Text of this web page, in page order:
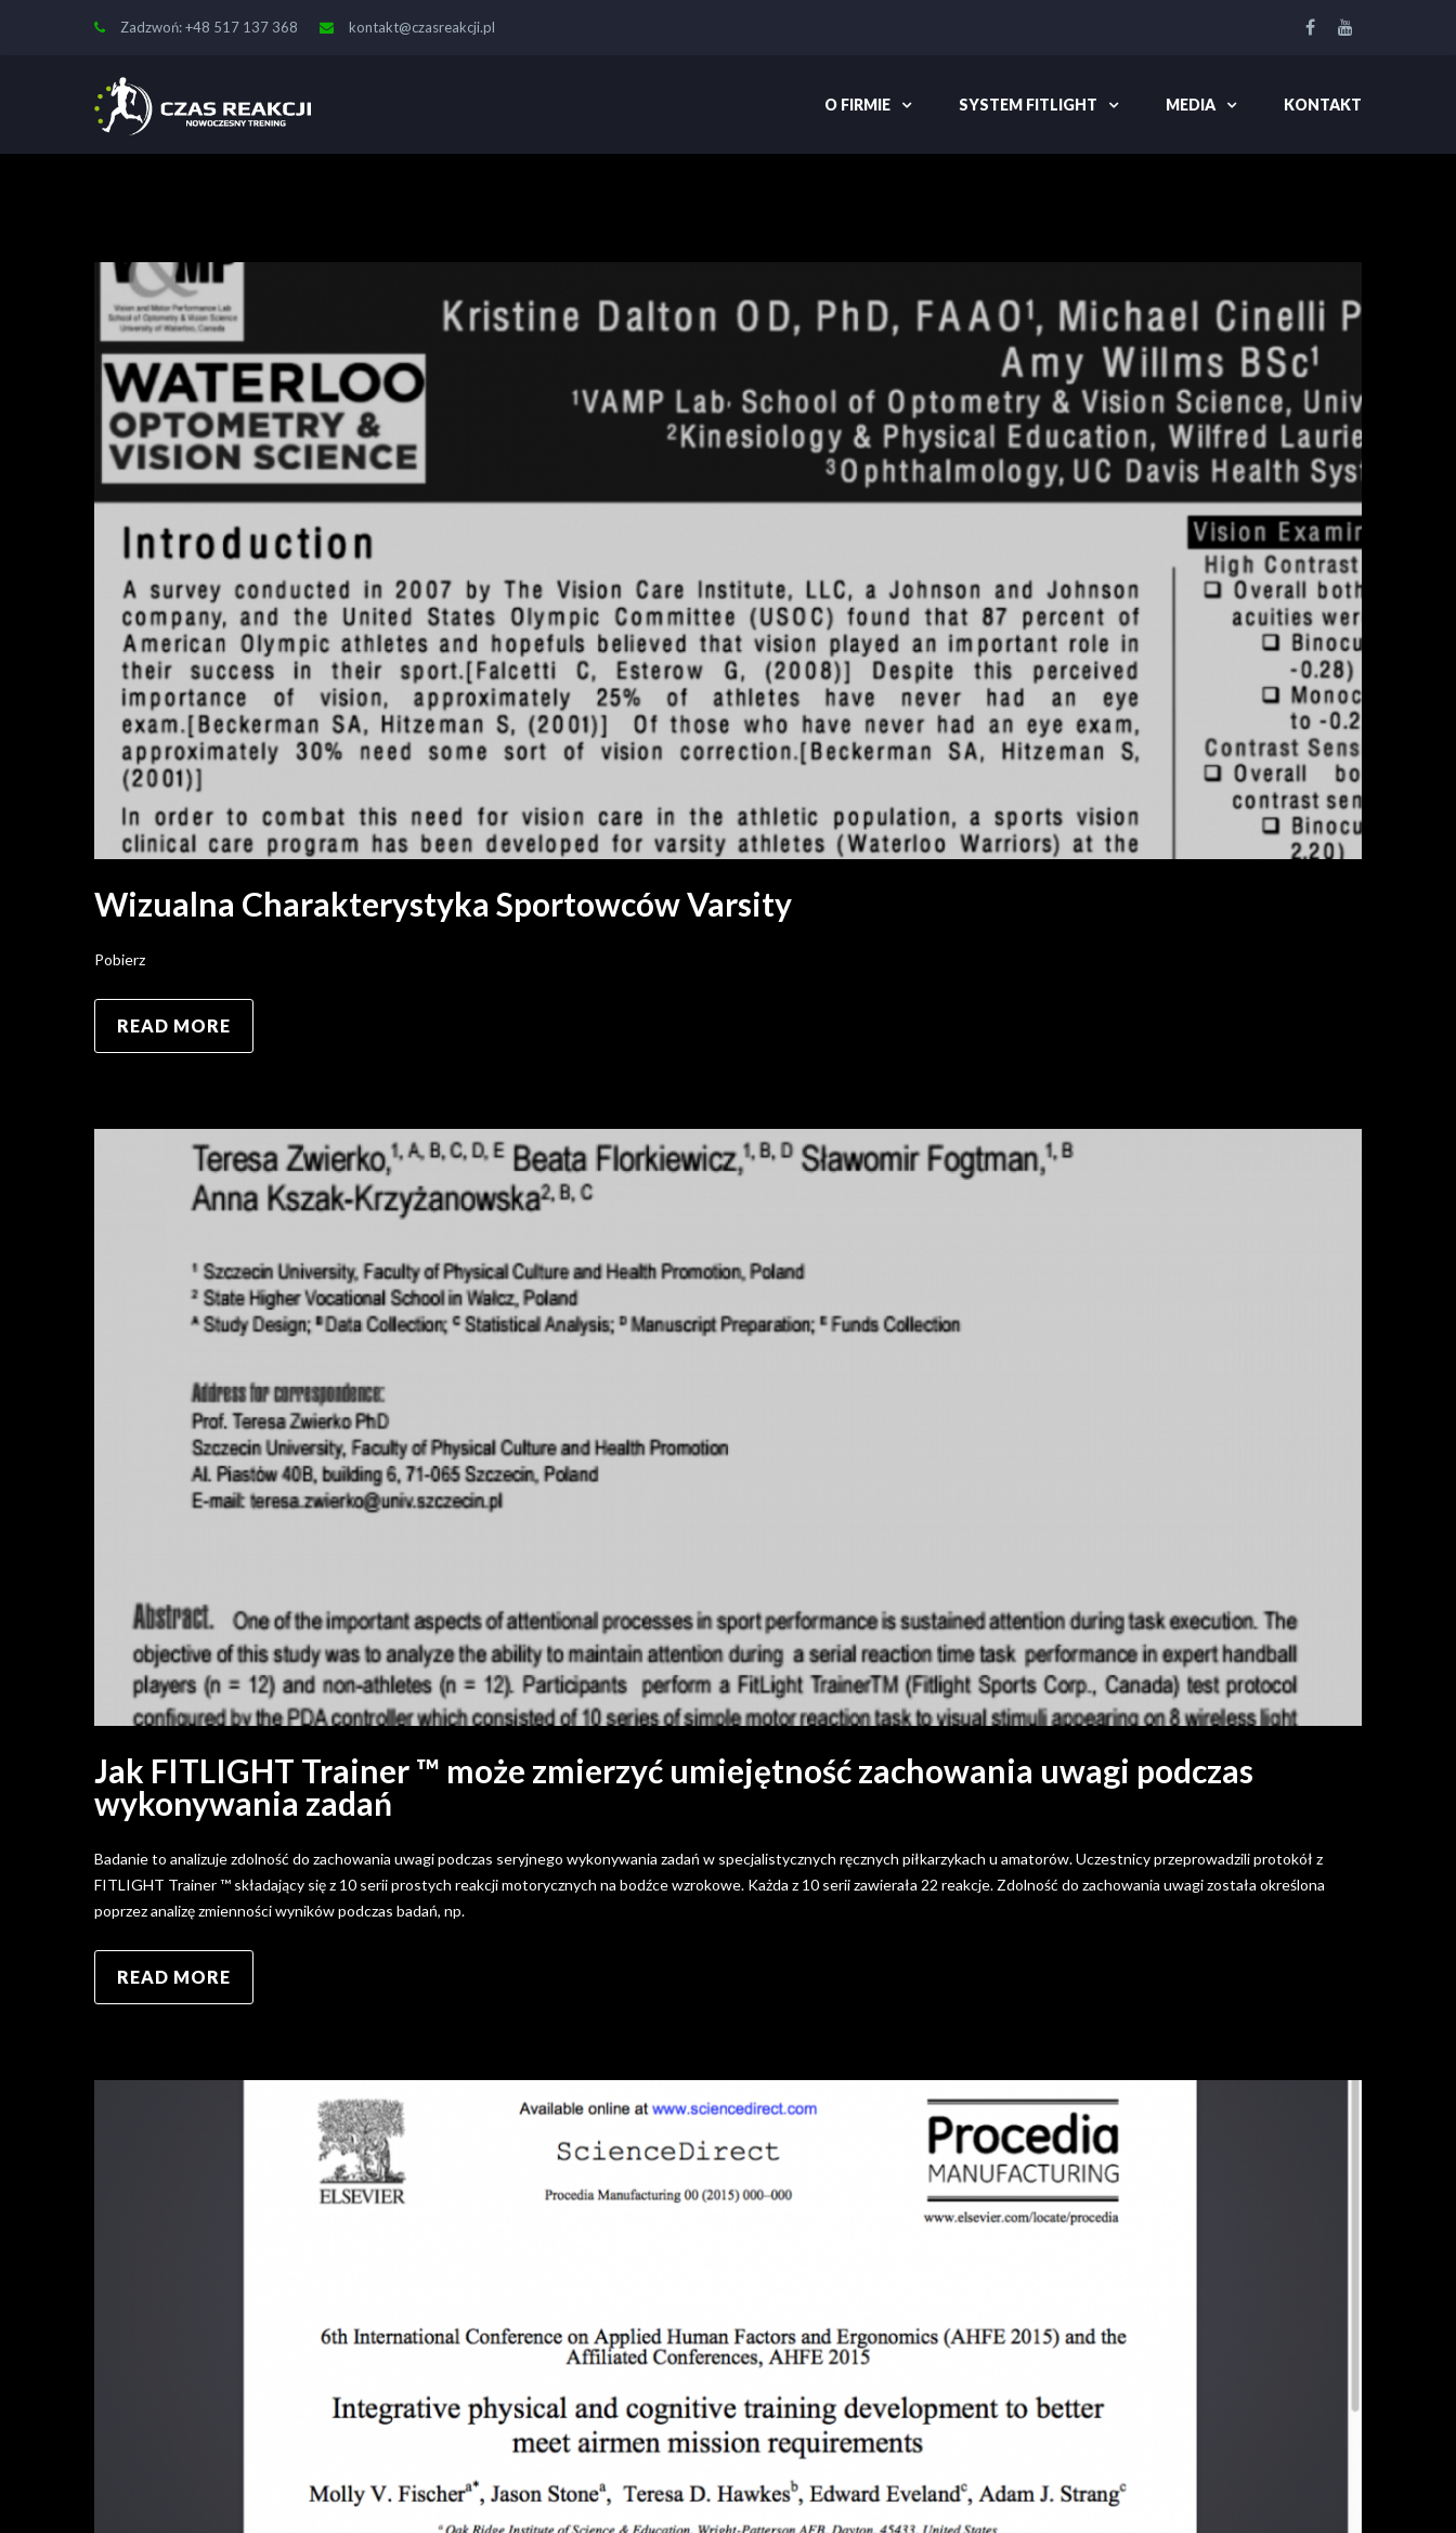
Zadzwoń: +48 517 137 368 kontakt@czasreakcji.pl
O FIRMIE SYSTEM FITLIGHT MEDIA KONTAKT
Wizualna Charakterystyka Sportowców Varsity
Pobierz
READ MORE
Jak FITLIGHT Trainer ™ może zmierzyć umiejętność zachowania uwagi podczas
wykonywania zadań
Badanie to analizuje zdolność do zachowania uwagi podczas seryjnego wykonywania zadań w specjalistycznych ręcznych piłkarzykach u amatorów. Uczestnicy przeprowadzili protokół z
FITLIGHT Trainer ™ składający się z 10 serii prostych reakcji motorycznych na bodźce wzrokowe. Każda z 10 serii zawierała 22 reakcje. Zdolność do zachowania uwagi została określona
poprzez analizę zmienności wyników podczas badań, np.
READ MORE